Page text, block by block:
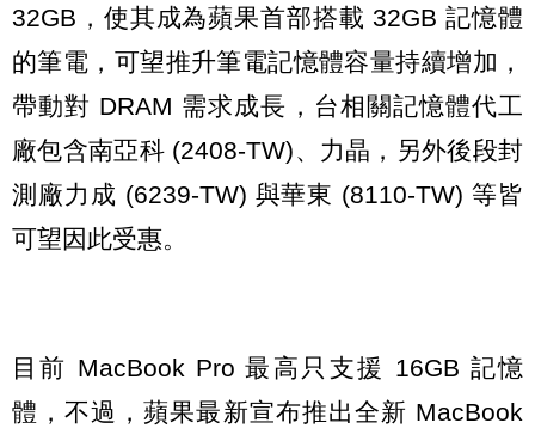
32GB，使其成為蘋果首部搭載 32GB 記憶體
的筆電，可望推升筆電記憶體容量持續增加，
帶動對 DRAM 需求成長，台相關記憶體代工
廠包含南亞科 (2408-TW)、力晶，另外後段封
測廠力成 (6239-TW) 與華東 (8110-TW) 等皆
可望因此受惠。
目前 MacBook Pro 最高只支援 16GB 記憶
體，不過，蘋果最新宣布推出全新 MacBook